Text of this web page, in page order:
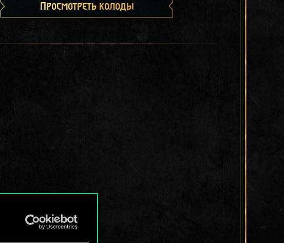
Просмотреть колоды